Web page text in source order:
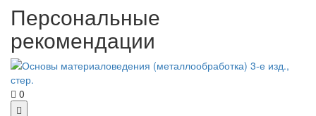
Персональные
рекомендации
0